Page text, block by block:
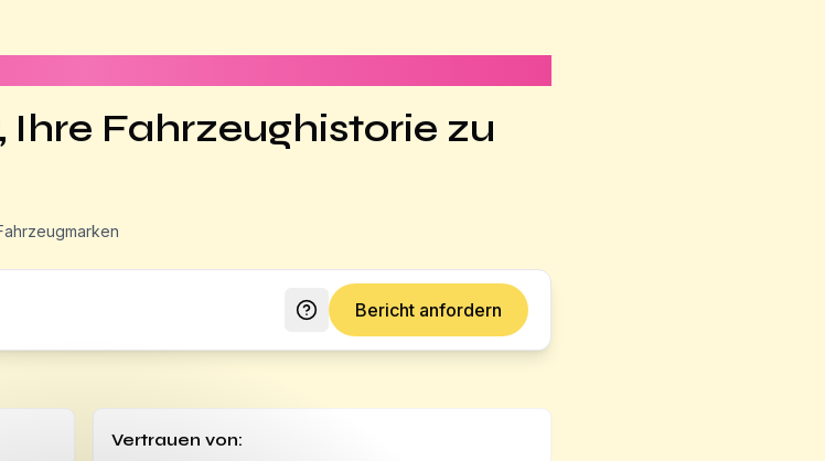
Ihre Fahrzeughistorie zu
Bericht anfordern
Vertrauen von: